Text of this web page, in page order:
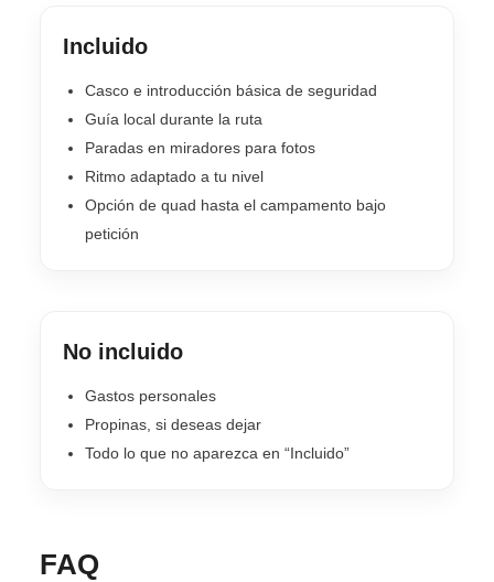
Incluido
Casco e introducción básica de seguridad
Guía local durante la ruta
Paradas en miradores para fotos
Ritmo adaptado a tu nivel
Opción de quad hasta el campamento bajo
petición
No incluido
Gastos personales
Propinas, si deseas dejar
Todo lo que no aparezca en “Incluido”
FAQ